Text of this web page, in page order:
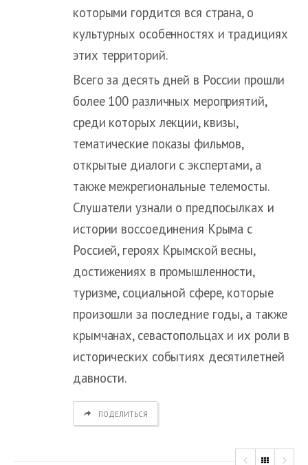
которыми гордится вся страна, о
культурных особенностях и традициях
этих территорий.
Всего за десять дней в России прошли
более 100 различных мероприятий,
среди которых лекции, квизы,
тематические показы фильмов,
открытые диалоги с экспертами, а
также межрегиональные телемосты.
Слушатели узнали о предпосылках и
истории воссоединения Крыма с
Россией, героях Крымской весны,
достижениях в промышленности,
туризме, социальной сфере, которые
произошли за последние годы, а также
крымчанах, севастопольцах и их роли в
исторических событиях десятилетней
давности.
ПОДЕЛИТЬСЯ